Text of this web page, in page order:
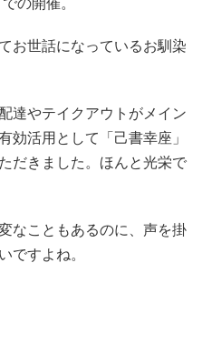
お世話になっているお馴染
達やテイクアウトがメイン
効活用として「己書幸座」
だきました。ほんと光栄で
なこともあるのに、声を掛
ですよね。